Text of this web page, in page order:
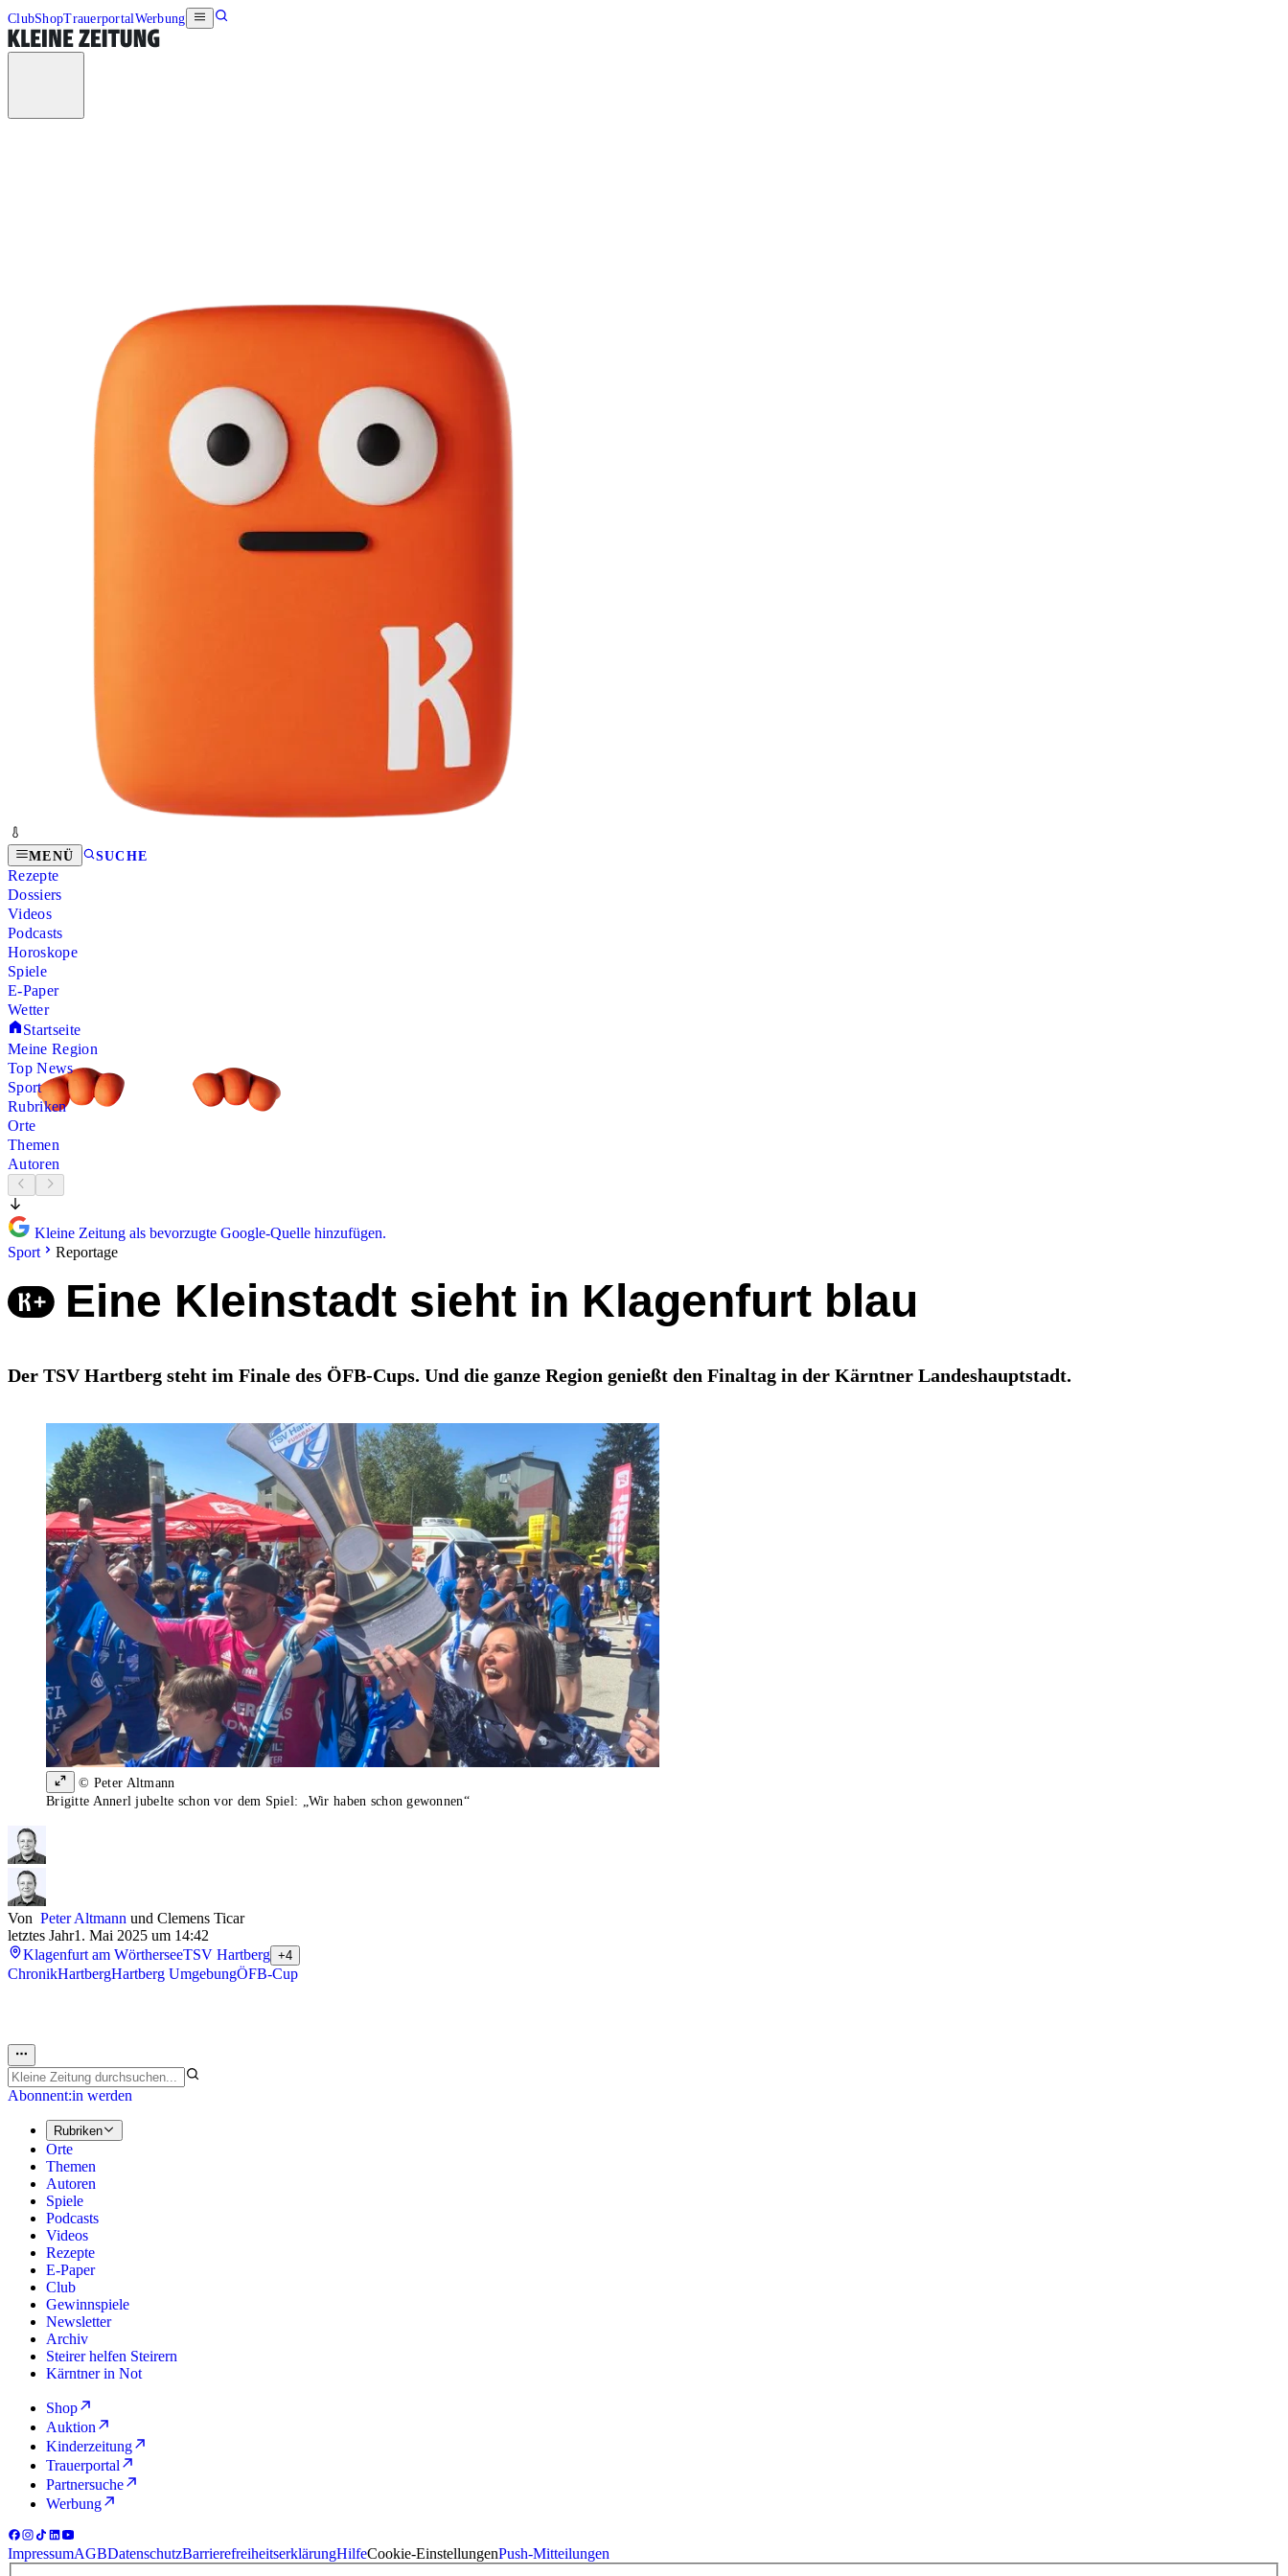
ClubShopTrauerportalWerbung
MENÜ SUCHE
Rezepte
Dossiers
Videos
Podcasts
Horoskope
Spiele
E-Paper
Wetter
Startseite
Meine Region
Top News
Sport
Rubriken
Orte
Themen
Autoren
Kleine Zeitung als bevorzugte Google-Quelle hinzufügen.
Sport
Reportage
Eine Kleinstadt sieht in Klagenfurt blau
Der TSV Hartberg steht im Finale des ÖFB-Cups. Und die ganze Region genießt den Finaltag in der Kärntner Landeshauptstadt.
© Peter Altmann
Brigitte Annerl jubelte schon vor dem Spiel: „Wir haben schon gewonnen“
Von Peter Altmann und Clemens Ticar
letztes Jahr1. Mai 2025 um 14:42
Klagenfurt am WörtherseeTSV Hartberg +4
ChronikHartbergHartberg UmgebungÖFB-Cup
Abonnent:in werden
Rubriken
Orte
Themen
Autoren
Spiele
Podcasts
Videos
Rezepte
E-Paper
Club
Gewinnspiele
Newsletter
Archiv
Steirer helfen Steirern
Kärntner in Not
Shop
Auktion
Kinderzeitung
Trauerportal
Partnersuche
Werbung
ImpressumAGBDatenschutzBarrierefreiheitserklärungHilfeCookie-EinstellungenPush-Mitteilungen